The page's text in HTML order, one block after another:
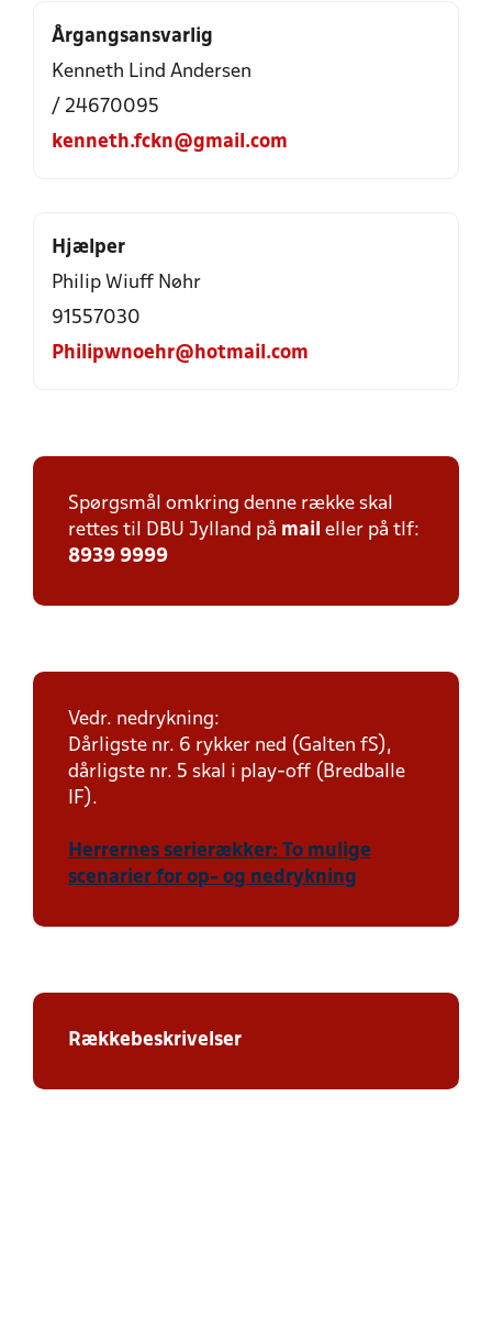
Årgangsansvarlig
Kenneth Lind Andersen
/ 24670095
kenneth.fckn@gmail.com
Hjælper
Philip Wiuff Nøhr
91557030
Philipwnoehr@hotmail.com
Spørgsmål omkring denne række skal
rettes til DBU Jylland på mail eller på tlf:
8939 9999
Vedr. nedrykning:
Dårligste nr. 6 rykker ned (Galten fS),
dårligste nr. 5 skal i play-off (Bredballe
IF).
Herrernes serierækker: To mulige
scenarier for op- og nedrykning
Rækkebeskrivelser